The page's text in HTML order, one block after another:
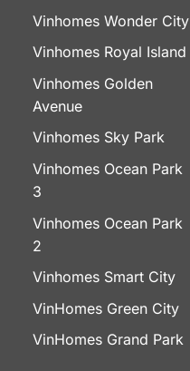
Vinhomes Wonder City
Vinhomes Royal Island
Vinhomes Golden
Avenue
Vinhomes Sky Park
Vinhomes Ocean Park
3
Vinhomes Ocean Park
2
Vinhomes Smart City
VinHomes Green City
VinHomes Grand Park